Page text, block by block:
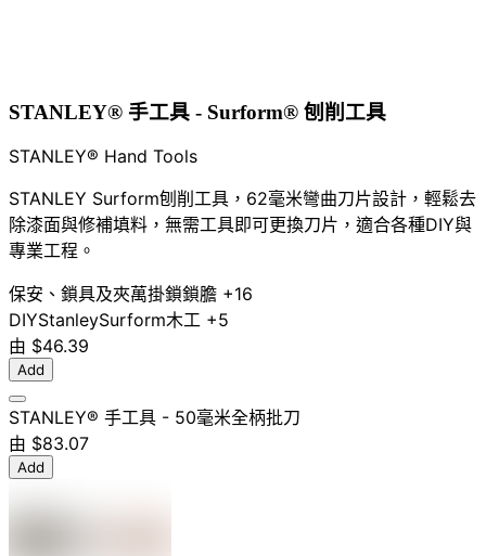
STANLEY® 手工具 - Surform® 刨削工具
STANLEY® Hand Tools
STANLEY Surform刨削工具，62毫米彎曲刀片設計，輕鬆去
除漆面與修補填料，無需工具即可更換刀片，適合各種DIY與
專業工程。
保安、鎖具及夾萬掛鎖鎖膽 +16
DIYStanleySurform木工 +5
由 $46.39
Add
STANLEY® 手工具 - 50毫米全柄批刀
由 $83.07
Add